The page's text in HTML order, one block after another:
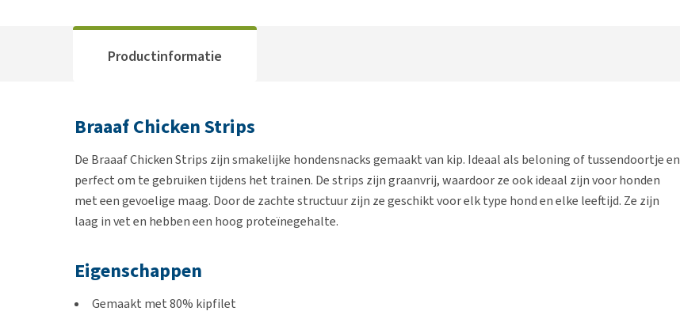
Productinformatie
Braaaf Chicken Strips
De Braaaf Chicken Strips zijn smakelijke hondensnacks gemaakt van kip. Ideaal als beloning of tussendoortje en
perfect om te gebruiken tijdens het trainen. De strips zijn graanvrij, waardoor ze ook ideaal zijn voor honden
met een gevoelige maag. Door de zachte structuur zijn ze geschikt voor elk type hond en elke leeftijd. Ze zijn
laag in vet en hebben een hoog proteïnegehalte.
Eigenschappen
Gemaakt met 80% kipfilet